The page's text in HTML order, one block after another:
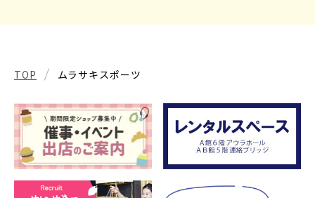
TOP ムラサキスポーツ